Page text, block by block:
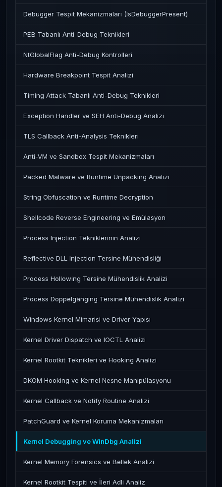
Debugger Tespit Mekanizmaları (IsDebuggerPresent)
PEB Tabanlı Anti-Debug Teknikleri
NtGlobalFlag Anti-Debug Kontrolleri
Hardware Breakpoint Tespit Analizi
Timing Attack Tabanlı Anti-Debug Teknikleri
Exception Handler ve SEH Anti-Debug Analizi
TLS Callback Anti-Analysis Teknikleri
Anti-VM ve Sandbox Tespit Mekanizmaları
Packed Malware ve Runtime Unpacking Analizi
String Obfuscation ve Runtime Decryption
Shellcode Reverse Engineering ve Emülasyon
Process Injection Tekniklerinin Analizi
Reflective DLL Injection Tersine Mühendisliği
Process Hollowing Tersine Mühendislik Analizi
Process Doppelgänging Tersine Mühendislik Analizi
Windows Kernel Mimarisi ve Driver Yapısı
Kernel Driver Dispatch ve IOCTL Analizi
Kernel Rootkit Teknikleri ve Hooking Analizi
DKOM Hooking ve Kernel Nesne Manipülasyonu
Kernel Callback ve Notify Routine Analizi
PatchGuard ve Kernel Koruma Mekanizmaları
Kernel Debugging ve WinDbg Analizi
Kernel Memory Forensics ve Bellek Analizi
Kernel Rootkit Tespiti ve İleri Adli Analiz